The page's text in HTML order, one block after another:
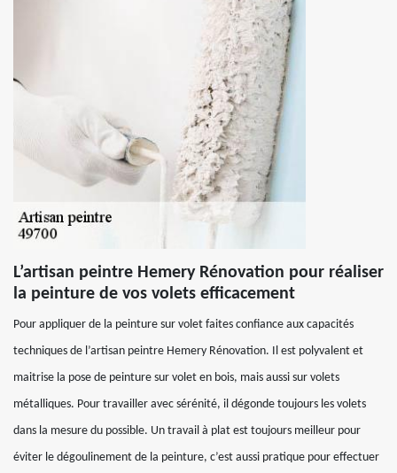
L’artisan peintre Hemery Rénovation pour réaliser
la peinture de vos volets efficacement
Pour appliquer de la peinture sur volet faites confiance aux capacités
techniques de l’artisan peintre Hemery Rénovation. Il est polyvalent et
maitrise la pose de peinture sur volet en bois, mais aussi sur volets
métalliques. Pour travailler avec sérénité, il dégonde toujours les volets
dans la mesure du possible. Un travail à plat est toujours meilleur pour
éviter le dégoulinement de la peinture, c’est aussi pratique pour effectuer